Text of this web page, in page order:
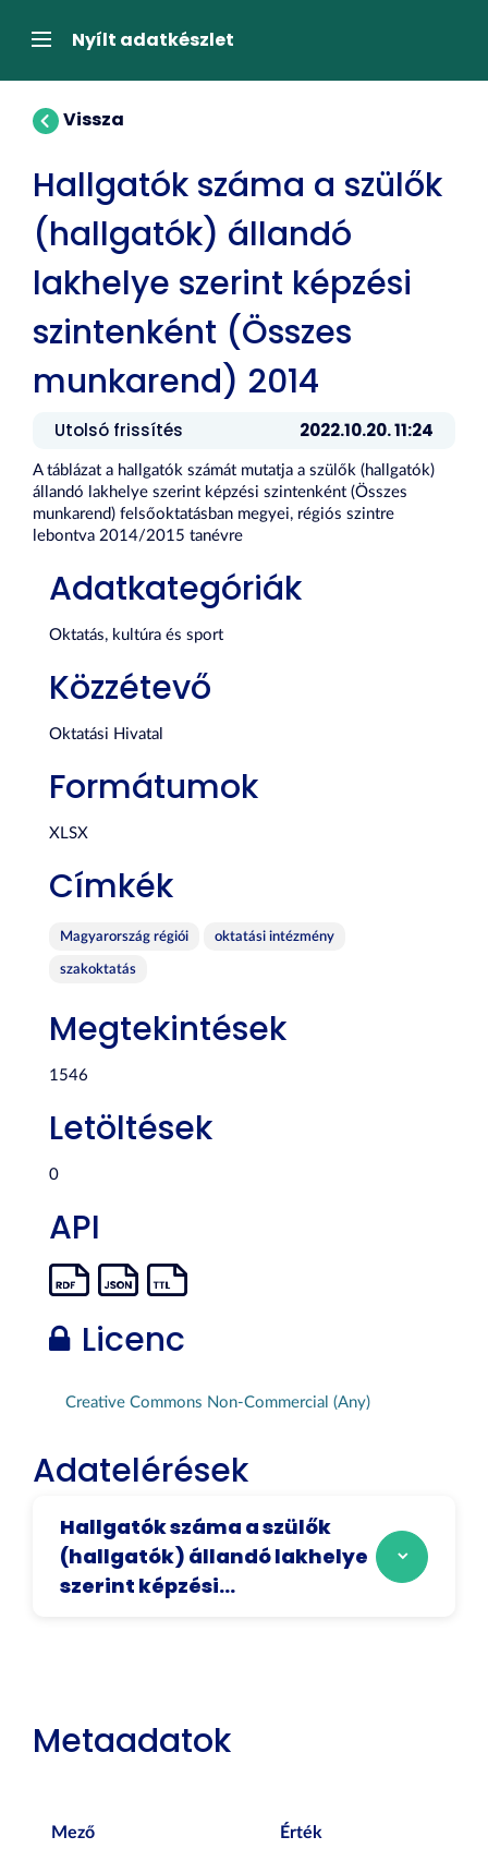
átugrásaNavigációNyílt adatkészlet
Vissza
Hallgatók száma a szülők
(hallgatók) állandó
lakhelye szerint képzési
szintenként (Összes
munkarend) 2014
Utolsó frissítés 2022.10.20. 11:24
A táblázat a hallgatók számát mutatja a szülők (hallgatók)
állandó lakhelye szerint képzési szintenként (Összes
munkarend) felsőoktatásban megyei, régiós szintre
lebontva 2014/2015 tanévre
Adatkategóriák
Oktatás, kultúra és sport
Közzétevő
Oktatási Hivatal
Formátumok
XLSX
Címkék
Magyarország régiói oktatási intézmény
szakoktatás
Megtekintések
1546
Letöltések
0
API
Licenc
Creative Commons Non-Commercial (Any)
Adatelérések
Hallgatók száma a szülők
(hallgatók) állandó lakhelye
szerint képzési...
Metaadatok
Mező Érték